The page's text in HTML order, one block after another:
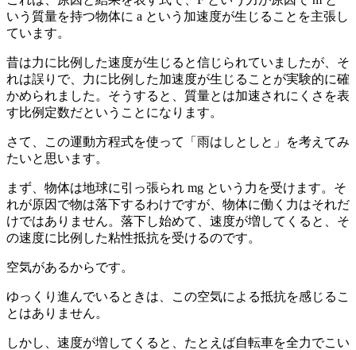
いう質量を持つ物体に a という加速度が生じることを主張し
ています。
昔は力に比例した速度が生じると信じられていましたが、そ
れは誤りで、力に比例した加速度が生じることが実験的に確
かめられました。そうすると、質量とは加速されにくさを表
す比例定数だということになります。
さて、この運動方程式を使って「雨はしとしと」を考えてみ
たいと思います。
まず、物体は地球に引っ張られ mg という力を受けます。そ
れが原因で物は落下するわけですが、物体に働く力はそれだ
けではありません。落下し始めて、速度が増してくると、そ
の速度に比例した粘性抵抗を受けるのです。
空気があるからです。
ゆっくり進んでいるときは、この空気による抵抗を感じるこ
とはありません。
しかし、速度が増してくると、たとえば自転車を全力でこい